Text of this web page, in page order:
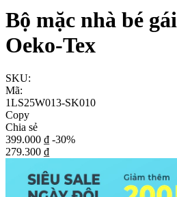
Bộ mặc nhà bé
Oeko-Tex
SKU:
Mã:
1LS25W013-SK010
Copy
Chia sẻ
399.000 ₫ -30%
279.300 ₫